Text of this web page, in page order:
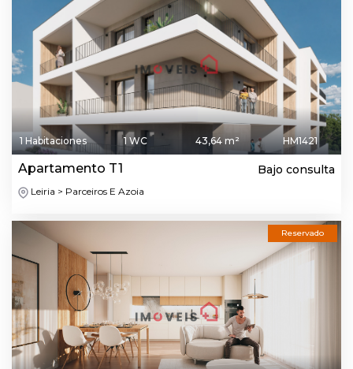
1 Habitaciones 1 WC 43,64 m² HM1421
Apartamento T1 Bajo consulta
Leiria > Parceiros E Azoia
Reservado